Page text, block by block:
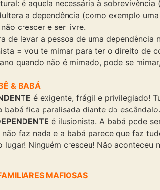
é aquela necessária à
a dependência (como exemplo
crescer e ser livre.
de levar a pessoa de uma
= vou te mimar para ter o direito de
quando não é mimado, pode se
& BABÁ
é exigente, frágil e privilegiado!
babá fica paralisada diante do escândalo.
é ilusionista. A babá pode
faz nada e a babá parece que faz
lugar! Ninguém cresceu! Não aconteceu
MAFIOSAS